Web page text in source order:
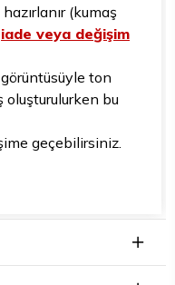
(kumaş
iade veya değişim
ton
oluşturulurken bu
geçebilirsiniz.